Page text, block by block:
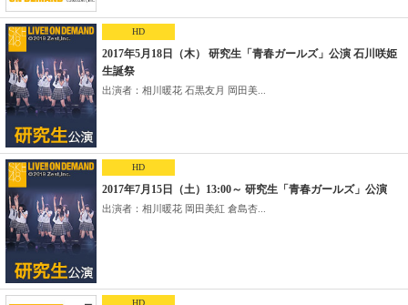
HD
2017年5月18日（木） 研究生「青春ガールズ」公演 石川咲姫
生誕祭
出演者：相川暖花 石黒友月 岡田美...
HD
2017年7月15日（土）13:00～ 研究生「青春ガールズ」公演
出演者：相川暖花 岡田美紅 倉島杏...
HD